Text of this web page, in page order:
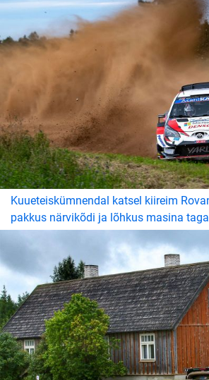
Kuueteiskümnendal katsel kiireim
pakkus närvikõdi ja lõhkus masina